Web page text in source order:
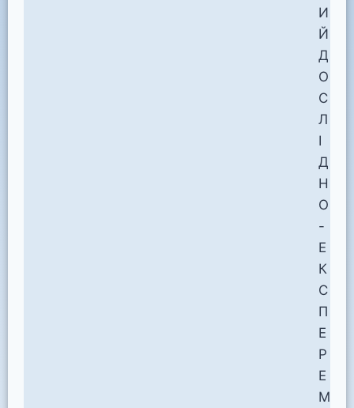
И
Й
Д
О
С
Л
І
Д
Н
О
-
Е
К
С
П
Е
Р
Е
М